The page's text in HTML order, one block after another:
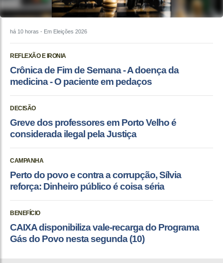
há 10 horas - Em Eleições 2026
REFLEXÃO E IRONIA
Crônica de Fim de Semana - A doença da
medicina - O paciente em pedaços
DECISÃO
Greve dos professores em Porto Velho é
considerada ilegal pela Justiça
CAMPANHA
Perto do povo e contra a corrupção, Sílvia
reforça: Dinheiro público é coisa séria
BENEFÍCIO
CAIXA disponibiliza vale-recarga do Programa
Gás do Povo nesta segunda (10)